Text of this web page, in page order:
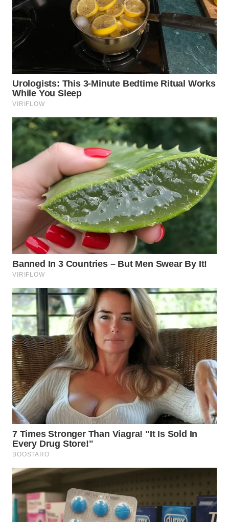
WN
DANAU
TOBA
WN
NIAS
WN
LANGKAT
WN
TAPANULI
SELATAN
WN
TANJUNG
LESUNG
WN
KARO
WN
SIMALUNGUN
LABUHANBATU
WN
TAPANULI
TENGAH
WN DELI
SERDANG
WN
TEBING
TINGGI
WN
PAKPAK
WN